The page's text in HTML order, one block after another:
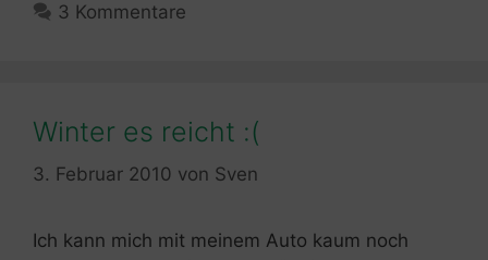
3 Kommentare
Winter es reicht :(
3. Februar 2010 von Sven
Ich kann mich mit meinem Auto kaum noch